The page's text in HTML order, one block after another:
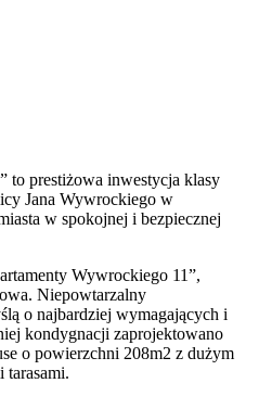
to prestiżowa inwestycja klasy
Jana Wywrockiego w
w spokojnej i bezpiecznej
Wywrockiego 11”,
Niepowtarzalny
o najbardziej wymagających i
kondygnacji zaprojektowano
o powierzchni 208m2 z dużym
tarasami.